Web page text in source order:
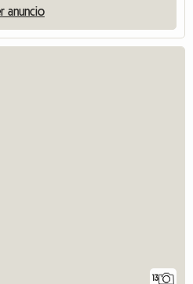
anuncio
13